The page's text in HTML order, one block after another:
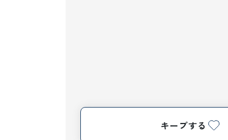
キープする